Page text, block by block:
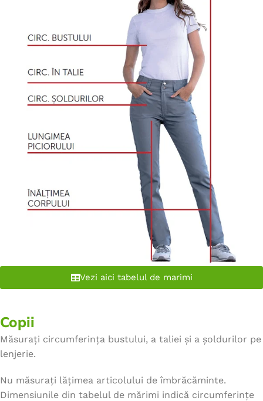
Vezi aici tabelul de marimi
Copii
Măsurați circumferința bustului, a taliei și a șoldurilor pe
lenjerie.
Nu măsurați lățimea articolului de îmbrăcăminte.
Dimensiunile din tabelul de mărimi indică circumferințe